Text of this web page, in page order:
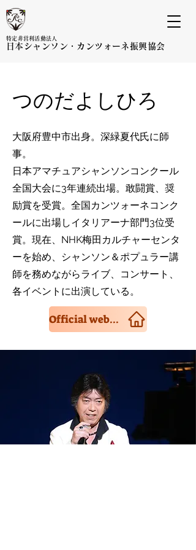
特定非営利活動法 人
日本シャンソン・カ ンツォーネ振興協会
つのだよしひろ
大阪府豊中市出身。深緑夏代氏に師
事。
日本アマチュアシャンソンコンクール
全国大会に3年連続出場。敢闘賞、奨
励賞を受賞。全国カンツォーネコンク
ールに出場しイタリアーナ部門3位受
賞。現在、NHK梅田カルチャーセンタ
ーを始め、シャンソン＆ポプュラー講
師を務めながらライブ、コンサート、
各イベントに出演している。
Official website